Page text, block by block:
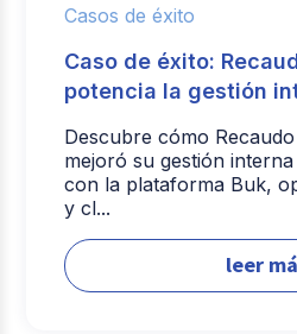
Casos de éxito
Caso de éxito:
potencia la gestión
Descubre cómo
mejoró su gestión
con la plataforma Buk,
y cl...
leer